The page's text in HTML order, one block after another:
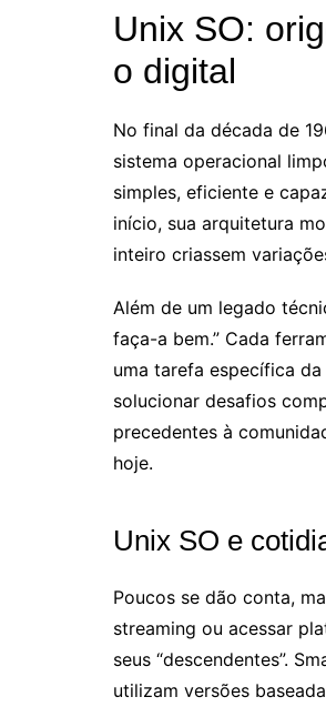
Unix SO:
o digital
No final da década de
sistema operacional
simples, eficiente e
início, sua arquitetura
inteiro criassem
Além de um legado
faça-a bem.” Cada
uma tarefa específica
solucionar desafios
precedentes à
hoje.
Unix SO e
Poucos se dão conta,
streaming ou acessar
seus “descendentes”.
utilizam versões